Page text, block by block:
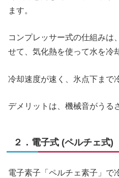
ます。
コンプレッサー式の仕組みは
せて、気化熱を使って水を冷
冷却速度が速く、氷点下まで
デメリットは、機械音がうる
２．電子式 (ペルチェ式)
電子素子「ペルチェ素子」で